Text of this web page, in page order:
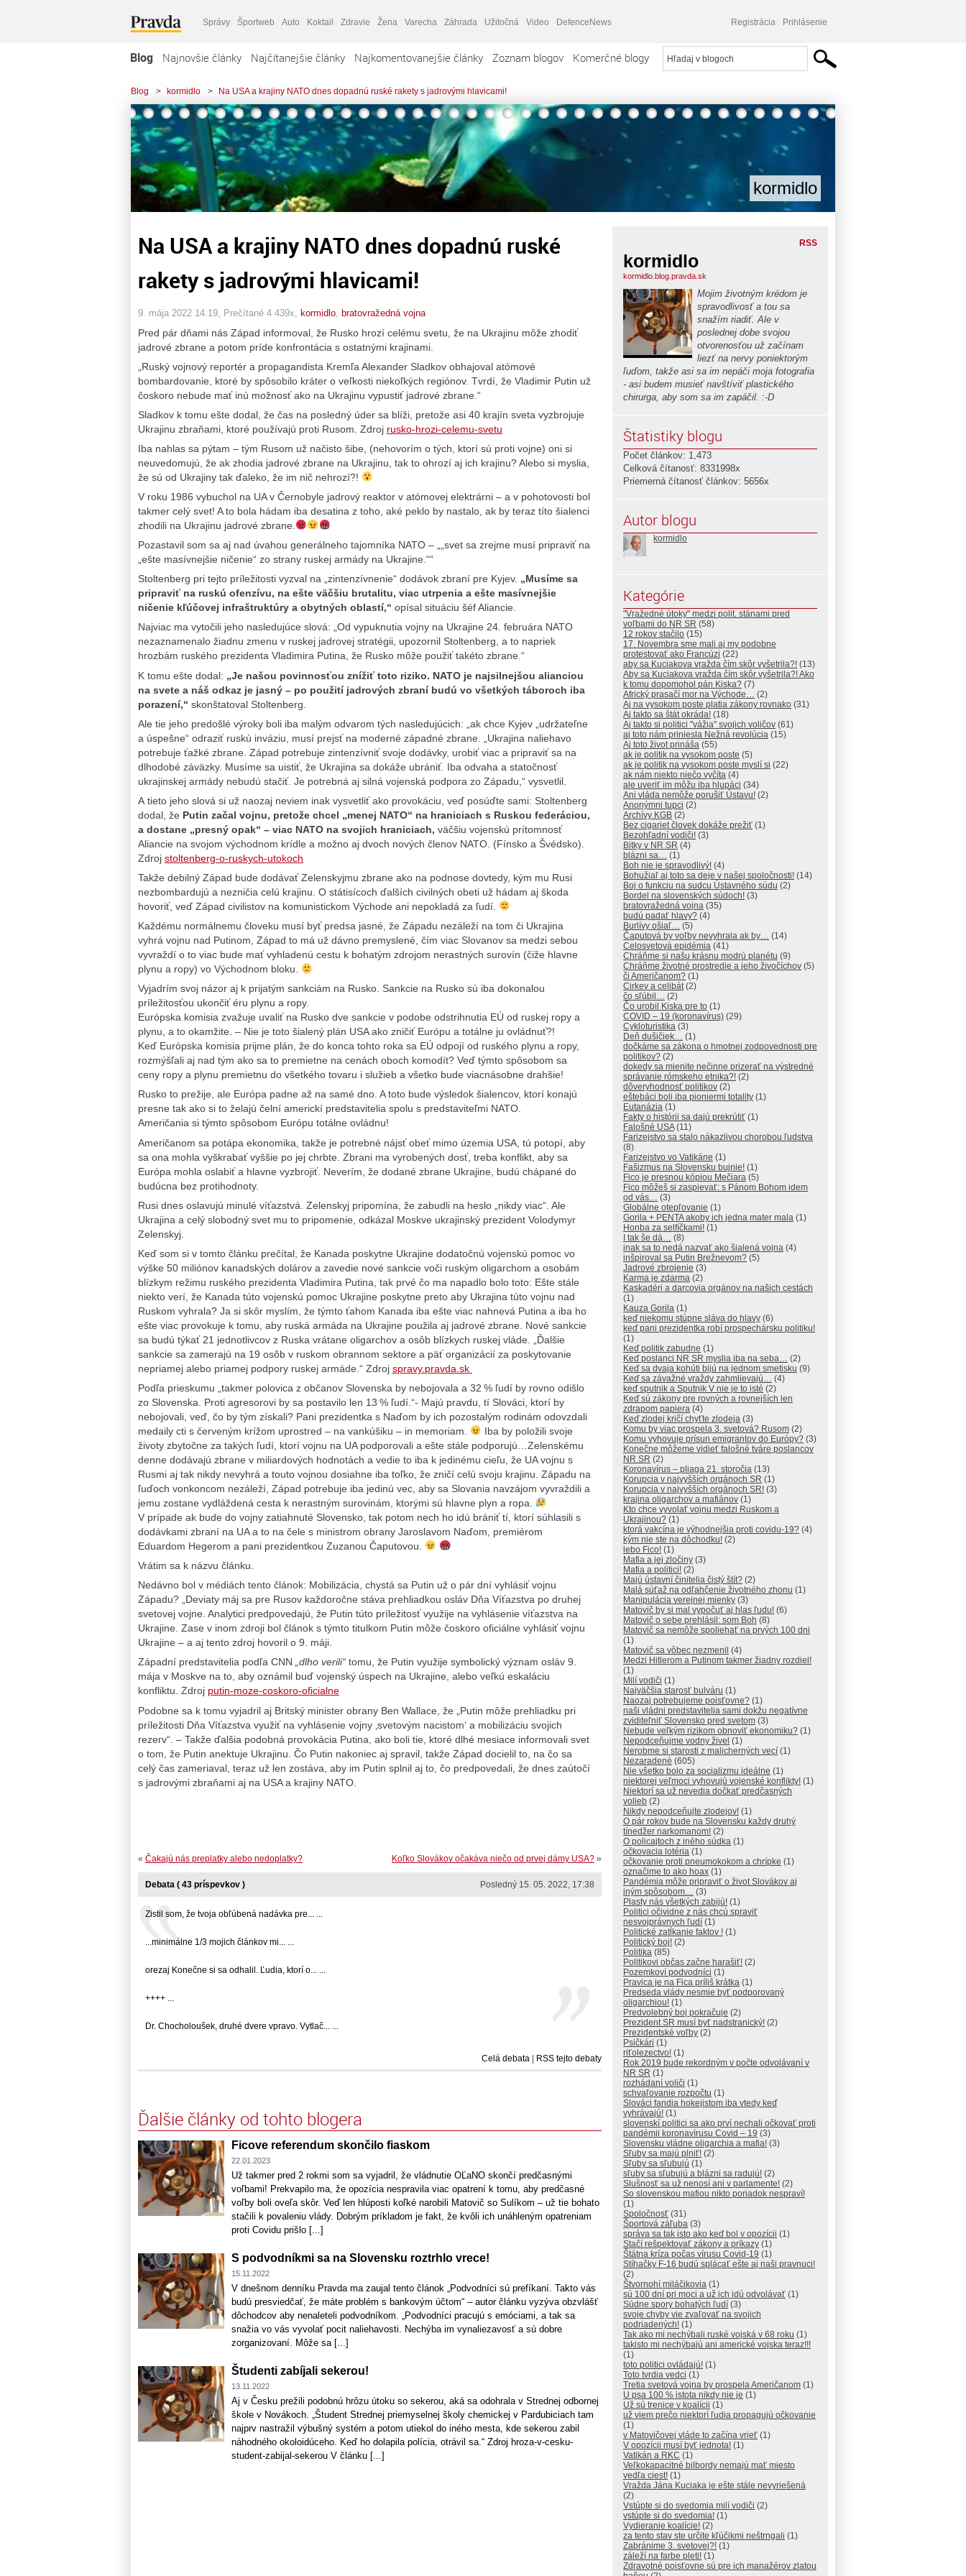
Správy Športweb Auto Koktail Zdravie Žena Varecha Záhrada Užitočná Video DefenceNews Registrácia Prihlásenie
Blog Najnovšie články Najčítanejšie články Najkomentovanejšie články Zoznam blogov Komerčné blogy
Blog > kormidlo > Na USA a krajiny NATO dnes dopadnú ruské rakety s jadrovými hlavicami!
kormidlo
Na USA a krajiny NATO dnes dopadnú ruské
rakety s jadrovými hlavicami!
9. mája 2022 14:19 , Prečítané 4 439x, kormidlo bratovražedná vojna
Pred pár dňami nás Západ informoval, že Rusko hrozí celému svetu, že na Ukrajinu môže zhodiť
jadrové zbrane a potom príde konfrontácia s ostatnými krajinami.
„Ruský vojnový reportér a propagandista Kremľa Alexander Sladkov obhajoval atómové
bombardovanie, ktoré by spôsobilo kráter o veľkosti niekoľkých regiónov. Tvrdí, že Vladimir Putin už
čoskoro nebude mať inú možnosť ako na Ukrajinu vypustiť jadrové zbrane.“
Sladkov k tomu ešte dodal, že čas na posledný úder sa blíži, pretože asi 40 krajín sveta vyzbrojuje
Ukrajinu zbraňami, ktoré používajú proti Rusom. Zdroj rusko-hrozi-celemu-svetu
Iba nahlas sa pýtam – tým Rusom už načisto šibe, (nehovorím o tých, ktorí sú proti vojne) oni si
neuvedomujú, že ak zhodia jadrové zbrane na Ukrajinu, tak to ohrozí aj ich krajinu? Alebo si myslia,
že sú od Ukrajiny tak ďaleko, že im nič nehrozí?!
V roku 1986 vybuchol na UA v Černobyle jadrový reaktor v atómovej elektrárni – a v pohotovosti bol
takmer celý svet! A to bola hádam iba desatina z toho, aké peklo by nastalo, ak by teraz títo šialenci
zhodili na Ukrajinu jadrové zbrane.
Pozastavil som sa aj nad úvahou generálneho tajomníka NATO – „„svet sa zrejme musí pripraviť na
„ešte masívnejšie ničenie“ zo strany ruskej armády na Ukrajine.““
Stoltenberg pri tejto príležitosti vyzval na „zintenzívnenie“ dodávok zbraní pre Kyjev. „Musíme sa
pripraviť na ruskú ofenzívu, na ešte väčšiu brutalitu, viac utrpenia a ešte masívnejšie
ničenie kľúčovej infraštruktúry a obytných oblastí,“ opísal situáciu šéf Aliancie.
Najviac ma vytočili jeho nasledujúce slová: „Od vypuknutia vojny na Ukrajine 24. februára NATO
nezaznamenalo žiadnu zmenu v ruskej jadrovej stratégii, upozornil Stoltenberg, a to napriek
hrozbám ruského prezidenta Vladimira Putina, že Rusko môže použiť takéto zbrane.“
K tomu ešte dodal: „Je našou povinnosťou znížiť toto riziko. NATO je najsilnejšou alianciou
na svete a náš odkaz je jasný – po použití jadrových zbraní budú vo všetkých táboroch iba
porazení,“ skonštatoval Stoltenberg.
Ale tie jeho predošlé výroky boli iba malým odvarom tých nasledujúcich: „ak chce Kyjev „udržateľne
a úspešne“ odraziť ruskú inváziu, musí prejsť na moderné západné zbrane. „Ukrajina naliehavo
potrebuje ťažké zbrane. Západ potrebuje zintenzívniť svoje dodávky, urobiť viac a pripraviť sa na
dlhodobé záväzky. Musíme sa uistiť, že Ukrajina sa dokáže ubrániť. Iba odvaha a statočnosť
ukrajinskej armády nebudú stačiť. Je potrebná aj silná vojenská podpora zo Západu,“ vysvetlil.
A tieto jeho slová si už naozaj neviem inak vysvetliť ako provokáciu, veď posúďte sami: Stoltenberg
dodal, že Putin začal vojnu, pretože chcel „menej NATO“ na hraniciach s Ruskou federáciou,
a dostane „presný opak“ – viac NATO na svojich hraniciach, väčšiu vojenskú prítomnosť
Aliancie na svojom východnom krídle a možno aj dvoch nových členov NATO. (Fínsko a Švédsko).
Zdroj stoltenberg-o-ruskych-utokoch
Takže debilný Západ bude dodávať Zelenskyjmu zbrane ako na podnose dovtedy, kým mu Rusi
nezbombardujú a nezničia celú krajinu. O státisícoch ďalších civilných obeti už hádam aj škoda
hovoriť, veď Západ civilistov na komunistickom Východe ani nepokladá za ľudí.
Každému normálnemu človeku musí byť predsa jasné, že Západu nezáleží na tom či Ukrajina
vyhrá vojnu nad Putinom, Západ to má už dávno premyslené, čím viac Slovanov sa medzi sebou
vyvraždí o to viac bude mať vyhladenú cestu k bohatým zdrojom nerastných surovín (čiže hlavne
plynu a ropy) vo Východnom bloku.
Vyjadrím svoj názor aj k prijatým sankciám na Rusko. Sankcie na Rusko sú iba dokonalou
príležitosťou ukončiť éru plynu a ropy.
Európska komisia zvažuje uvaliť na Rusko dve sankcie v podobe odstrihnutia EÚ od ruskej ropy a
plynu, a to okamžite. – Nie je toto šialený plán USA ako zničiť Európu a totálne ju ovládnuť?!
Keď Európska komisia prijme plán, že do konca tohto roka sa EÚ odpojí od ruského plynu a ropy,
rozmýšľali aj nad tým ako sa to premietne na cenách oboch komodít? Veď týmto spôsobom sa
ceny ropy a plynu premietnu do všetkého tovaru i služieb a všetko bude viacnásobne drahšie!
Rusko to prežije, ale Európa padne až na samé dno. A toto bude výsledok šialencov, ktorí konajú
presne tak ako si to želajú čelní americkí predstavitelia spolu s predstaviteľmi NATO.
Američania si týmto spôsobom Európu totálne ovládnu!
Američanom sa potápa ekonomika, takže je potrebné nájsť obeť mimo územia USA, tú potopí, aby
sa ona mohla vyškrabať vyššie po jej chrbte. Zbrani ma vyrobených dosť, treba konflikt, aby sa
Európa mohla oslabiť a hlavne vyzbrojiť. Neverím, že dodané zbrane Ukrajine, budú chápané do
budúcna bez protihodnoty.
Rusi dnes oslavujú minulé víťazstvá. Zelenskyj pripomína, že zabudli na heslo „nikdy viac“. Ale
Ukrajina a celý slobodný svet mu to pripomenie, odkázal Moskve ukrajinský prezident Volodymyr
Zelenskyj.
Keď som si v tomto článku prečítal, že Kanada poskytne Ukrajine dodatočnú vojenskú pomoc vo
výške 50 miliónov kanadských dolárov a zavedie nové sankcie voči ruským oligarchom a osobám
blízkym režimu ruského prezidenta Vladimira Putina, tak prvé čo ma napadlo bolo toto: Ešte stále
niekto verí, že Kanada túto vojenskú pomoc Ukrajine poskytne preto aby Ukrajina túto vojnu nad
Ruskom vyhrala? Ja si skôr myslím, že týmto ťahom Kanada iba ešte viac nahnevá Putina a iba ho
ešte viac provokuje k tomu, aby ruská armáda na Ukrajine použila aj jadrové zbrane. Nové sankcie
sa budú týkať 21 jednotlivcov z Ruska vrátane oligarchov a osôb blízkych ruskej vláde. „Ďalšie
sankcie sa zamerajú na 19 osôb v ruskom obrannom sektore a päť organizácií za poskytovanie
nepriamej alebo priamej podpory ruskej armáde.“ Zdroj spravy.pravda.sk
Podľa prieskumu „takmer polovica z občanov Slovenska by nebojovala a 32 % ľudí by rovno odišlo
zo Slovenska. Proti agresorovi by sa postavilo len 13 % ľudí.“- Majú pravdu, tí Slováci, ktorí by
nebojovali, veď, čo by tým získali? Pani prezidentka s Naďom by ich pozostalým rodinám odovzdali
medaily cti s červeným krížom uprostred – na vankúšiku – in memoriam.
Iba by položili svoje
životy zbytočne za takých ľudí, ktorí vojnu na UA podporovali a ešte stále podporujú…Zelenskému
denne dodávajú zbrane v miliardových hodnotách a vedie to iba k jedinému cieľu, že UA vojnu s
Rusmi aj tak nikdy nevyhrá a touto vojnou dosiahne iba toľko, že zničí celú svoju krajinu. Západu na
ľuďoch vonkoncom nezáleží, Západ potrebuje iba jedinú vec, aby sa Slovania navzájom vyvraždili a
jemu zostane vydláždená cesta k nerastným surovinám, ktorými sú hlavne plyn a ropa.
V prípade ak bude do vojny zatiahnuté Slovensko, tak potom nech ho idú brániť tí, ktorí súhlasili s
dodávkami zbraní na UA a to na čele s ministrom obrany Jaroslavom Naďom, premiérom
Eduardom Hegerom a pani prezidentkou Zuzanou Čaputovou.
Vrátim sa k názvu článku.
Nedávno bol v médiách tento článok: Mobilizácia, chystá sa Putin už o pár dní vyhlásiť vojnu
Západu? „Deviaty máj sa pre Rusov každoročne stáva prehliadkou osláv Dňa Víťazstva po druhej
svetovej vojne. Analytici predpovedajú, že Putin túto príležitosť využije na vyhlásenie víťazstva na
Ukrajine. Zase v inom zdroji bol článok s týmto titulkom Putin môže čoskoro oficiálne vyhlásiť vojnu
Ukrajine – a aj tento zdroj hovoril o 9. máji.
Západní predstavitelia podľa CNN „dlho verili“ tomu, že Putin využije symbolický význam osláv 9.
mája v Moskve na to, aby oznámil buď vojenský úspech na Ukrajine, alebo veľkú eskaláciu
konfliktu. Zdroj putin-moze-coskoro-oficialne
Podobne sa k tomu vyjadril aj Britský minister obrany Ben Wallace, že „Putin môže prehliadku pri
príležitosti Dňa Víťazstva využiť na vyhlásenie vojny ‚svetovým nacistom‘ a mobilizáciu svojich
rezerv“. – Takže ďalšia podobná provokácia Putina, ako boli tie, ktoré dlhé mesiace informovali svet
o tom, že Putin anektuje Ukrajinu. Čo Putin nakoniec aj spravil, takže Západ docielil to, na čo sa
celý čas zameriaval, teraz už len zostáva, aby im Putin splnil aj to, čo predpovedali, že dnes zaútočí
s jadrovými zbraňami aj na USA a krajiny NATO.
Koľko Slovákov očakáva niečo od prvej dámy USA? »
« Čakajú nás preplatky alebo nedoplatky?
Posledný 15. 05. 2022, 17:38
Debata ( 43 príspevkov )
Zistil som, že tvoja obľúbená nadávka pre... ...
...minimálne 1/3 mojich článkov mi... ...
orezaj Konečne si sa odhalil. Ľudia, ktorí o... ...
++++ ...
Dr. Chocholoušek, druhé dvere vpravo. Vytlač... ...
Celá debata | RSS tejto debaty
Ďalšie články od tohto blogera
Ficove referendum skončilo fiaskom
22.01.2023
Už takmer pred 2 rokmi som sa vyjadril, že vládnutie OĽaNO skončí predčasnými
voľbami! Prekvapilo ma, že opozícia nespravila viac opatrení k tomu, aby predčasné
voľby boli oveľa skôr. Veď len hlúposti koľké narobili Matovič so Sulíkom – už tie bohato
stačili k povaleniu vlády. Dobrým príkladom je fakt, že kvôli ich unáhleným opatreniam
proti Covidu prišlo [...]
S podvodníkmi sa na Slovensku roztrhlo vrece!
15.11.2022
V dnešnom denníku Pravda ma zaujal tento článok „Podvodníci sú prefíkaní. Takto vás
budú presviedčať, že máte problém s bankovým účtom“ – autor článku vyzýva obzvlášť
dôchodcov aby nenaleteli podvodníkom. „Podvodníci pracujú s emóciami, a tak sa
snažia vo vás vyvolať pocit naliehavosti. Nechýba im vynaliezavosť a sú dobre
zorganizovaní. Môže sa [...]
Študenti zabíjali sekerou!
13.11.2022
Aj v Česku prežili podobnú hrôzu útoku so sekerou, aká sa odohrala v Strednej odbornej
škole v Novákoch. „Študent Strednej priemyselnej školy chemickej v Pardubiciach tam
najprv nastražil výbušný systém a potom utiekol do iného mesta, kde sekerou zabil
náhodného okoloidúceho. Keď ho dolapila polícia, otrávil sa.“ Zdroj hroza-v-cesku-
student-zabijal-sekerou V článku [...]
RSS
kormidlo
kormidlo.blog.pravda.sk
Mojim životným krédom je
spravodlivosť a tou sa
snažím riadiť. Ale v
poslednej dobe svojou
otvorenosťou už začínam
liezť na nervy poniektorým
ľuďom, takže asi sa im nepáči moja fotografia
- asi budem musieť navštíviť plastického
chirurga, aby som sa im zapáčil. :-D
Štatistiky blogu
Počet článkov: 1,473
Celková čítanosť: 8331998x
Priemerná čítanosť článkov: 5656x
Autor blogu
kormidlo
Kategórie
"Vražedné útoky" medzi polit. stánami pred
voľbami do NR SR (58)
12 rokov stačilo (15)
17. Novembra sme mali aj my podobne
protestovať ako Francúzi (22)
aby sa Kuciakova vražda čím skôr vyšetrila?! (13)
Aby sa Kuciakova vražda čím skôr vyšetrila?! Ako
k tomu dopomohol pán Kiska? (7)
Africký prasačí mor na Východe… (2)
Aj na vysokom poste platia zákony rovnako (31)
Aj takto sa štát okráda! (18)
Aj takto si politici "vážia" svojich voličov (61)
aj toto nám priniesla Nežná revolúcia (15)
Aj toto život prináša (55)
ak je politik na vysokom poste (5)
ak je politik na vysokom poste myslí si (22)
ak nám niekto niečo vyčíta (4)
ale uveriť im môžu iba hlupáci (34)
Ani vláda nemôže porušiť Ústavu! (2)
Anonýmni tupci (2)
Archívy KGB (2)
Bez cigariet človek dokáže prežiť (1)
Bezohľadní vodiči! (3)
Bitky v NR SR (4)
blázni sa… (1)
Boh nie je spravodlivý! (4)
Bohužiaľ aj toto sa deje v našej spoločnosti! (14)
Boj o funkciu na sudcu Ústavného súdu (2)
Bordel na slovenských súdoch! (3)
bratovražedná vojna (35)
budú padať hlavy? (4)
Burlívy ošiaľ… (5)
Čaputová by voľby nevyhrala ak by… (14)
Celosvetová epidémia (41)
Chráňme si našu krásnu modrú planétu (9)
Chráňme životné prostredie a jeho živočíchov (5)
či Američanom? (1)
Cirkev a celibát(2)
čo sľúbil… (2)
Čo urobil Kiska pre to (1)
COVID – 19 (koronavírus) (29)
Cykloturistika (3)
Deň dušičiek… (1)
dočkáme sa zákona o hmotnej zodpovednosti pre
politikov? (2)
dokedy sa mienite nečinne prizerať na výstredné
správanie rómskeho etnika?! (2)
dôveryhodnosť politikov (2)
eštebáci boli iba pioniermi totality (1)
Eutanázia (1)
Fakty o histórii sa dajú prekrútiť (1)
Falošné USA(11)
Farizejstvo sa stalo nákazlivou chorobou ľudstva
(8)
Farizejstvo vo Vatikáne (1)
Fašizmus na Slovensku bujnie! (1)
Fico je presnou kópiou Mečiara (5)
Fico môžeš si zaspievať: s Pánom Bohom idem
od vás… (3)
Globálne otepľovanie (1)
Gorila + PENTA akoby ich jedna mater mala (1)
Honba za selfíčkami! (1)
I tak še dá… (8)
inak sa to nedá nazvať ako šialená vojna (4)
inšpiroval sa Putin Brežnevom? (5)
Jadrové zbrojenie (3)
Karma je zdarma (2)
Kaskadéri a darcovia orgánov na našich cestách
(1)
Kauza Gorila (1)
keď niekomu stúpne sláva do hlavy (6)
keď pani prezidentka robí prospechársku politiku!
(1)
Keď politik zabudne (1)
Keď poslanci NR SR myslia iba na seba… (2)
Keď sa dvaja kohúti bijú na jednom smetisku (9)
Keď sa závažné vraždy zahmlievajú… (4)
keď sputnik a Sputnik V nie je to isté (2)
Keď sú zákony pre rovných a rovnejších len
zdrapom papiera (4)
Keď zlodej kričí chyťte zlodeja (3)
Komu by viac prospela 3. svetová? Rusom (2)
Komu vyhovuje prísun emigrantov do Európy? (3)
Konečne môžeme vidieť falošné tváre poslancov
NR SR (2)
Koronavírus – pliaga 21. storočia (13)
Korupcia v najvyšších orgánoch SR (1)
Korupcia v najvyšších orgánoch SR! (3)
krajina oligarchov a mafiánov (1)
Kto chce vyvolať vojnu medzi Ruskom a
Ukrajinou? (1)
ktorá vakcína je výhodnejšia proti covidu-19? (4)
kým nie ste na dôchodku! (2)
lebo Fico! (1)
Mafia a jej zločiny (3)
Mafia a politici! (2)
Majú ústavní činitelia čistý štít? (2)
Malá súťaž na odľahčenie životného zhonu (1)
Manipulácia verejnej mienky (3)
Matovič by si mal vypočuť aj hlas ľudu! (6)
Matovič o sebe prehlásil: som Boh (8)
Matovič sa nemôže spoliehať na prvých 100 dni
(1)
Matovič sa vôbec nezmenil (4)
Medzi Hitlerom a Putinom takmer žiadny rozdiel!
(1)
Milí vodiči (1)
Najväčšia starosť bulváru (1)
Naozaj potrebujeme poisťovne? (1)
naši vládni predstavitelia sami dokžu negatívne
zviditeľniť Slovensko pred svetom (3)
Nebude veľkým rizikom obnoviť ekonomiku? (1)
Nepodceňujme vodny živel (1)
Nerobme si starosti z malicherných vecí (1)
Nezaradené (605)
Nie všetko bolo za socializmu ideálne (1)
niektorej veľmoci vyhovujú vojenské konflikty! (1)
Niektorí sa už nevedia dočkať predčasných
volieb (2)
Nikdy nepodceňujte zlodejov! (1)
O pár rokov bude na Slovensku každy druhý
tínedžer narkomanom! (2)
O policajtoch z iného súdka (1)
očkovacia lotéria (1)
očkovanie proti pneumokokom a chrípke (1)
označime to ako hoax (1)
Pandémia môže pripraviť o život Slovákov aj
iným spôsobom… (3)
Plasty nás všetkých zabijú! (1)
Politici očividne z nás chcú spraviť
nesvojprávnych ľudí (1)
Politické zatĺkanie faktov ! (1)
Politický boj! (2)
Politika (85)
Politikovi občas začne harašiť! (2)
Pozemkoví podvodníci (1)
Pravica je na Fica príliš krátka (1)
Predseda vlády nesmie byť podporovaný
oligarchiou! (1)
Predvolebný boj pokračuje (2)
Prezident SR musí byť nadstranický! (2)
Prezidentské voľby (2)
Psičkári (1)
riťolezectvo! (1)
Rok 2019 bude rekordným v počte odvolávaní v
NR SR (1)
rozhádaní voliči (1)
schvaľovanie rozpočtu (1)
Slováci fandia hokejistom iba vtedy keď
vyhrávajú! (1)
slovenskí politici sa ako prví nechali očkovať proti
pandémii koronavírusu Covid – 19 (3)
Slovensku vládne oligarchia a mafia! (3)
Sľuby sa majú plniť! (2)
Sľuby sa sľubujú (1)
sľuby sa sľubujú a blázni sa radujú! (2)
Slušnosť sa už nenosí ani v parlamente! (2)
So slovenskou mafiou nikto poriadok nespraví!
(1)
Spoločnosť (31)
Športová záľuba (3)
správa sa tak isto ako keď bol v opozícii (1)
Stačí rešpektovať zákony a príkazy (1)
Štátna kríza počas vírusu Covid-19 (1)
Stíhačky F-16 budú splácať ešte aj naši pravnuci!
(2)
Štvornohí miláčikovia (1)
sú 100 dní pri moci a už ich idú odvolávať (1)
Súdne spory bohatých ľudí (3)
svoje chyby vie zvaľovať na svojich
podriadených! (1)
Tak ako mi nechýbali ruské vojská v 68 roku (1)
takisto mi nechýbajú ani americké vojska teraz!!!
(1)
toto politici ovládajú! (1)
Toto tvrdia vedci (1)
Tretia svetová vojna by prospela Američanom (1)
U psa 100 % istota nikdy nie je (1)
Už sú trenice v koalícii (1)
už viem prečo niektorí ľudia propagujú očkovanie
(1)
v Matovičovej vláde to začína vrieť (1)
V opozícii musí byť jednota! (1)
Vatikán a RKC (1)
Veľkokapacitné bilbordy nemajú mať miesto
vedľa ciest! (1)
Vražda Jána Kuciaka je ešte stále nevyriešená
(2)
Vstúpte si do svedomia milí vodiči (2)
vstúpte si do svedomia! (1)
Vydieranie koalície! (2)
za tento stav ste určite kľúčikmi neštrngali (1)
Zabránime 3. svetovej?! (1)
záleží na farbe pleti! (1)
Zdravotné poisťovne sú pre ich manažérov zlatou